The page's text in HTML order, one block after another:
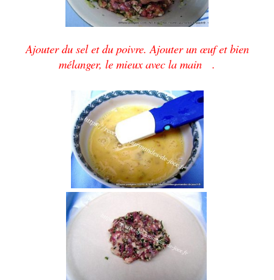
Ajouter du sel et du poivre. Ajouter un œufet bien
mélanger, le mieux avec la main .